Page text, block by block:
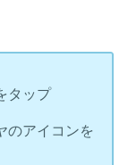
タップ
のアイコンを